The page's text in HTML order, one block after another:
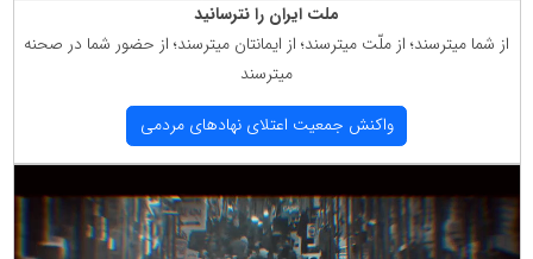
ملت ایران را نترسانید
از شما میترسند؛ از ملّت میترسند؛ از ایمانتان میترسند؛ از حضور شما در صحنه
میترسند
واكنش جمعیت اعتلای نهادهای مردمی